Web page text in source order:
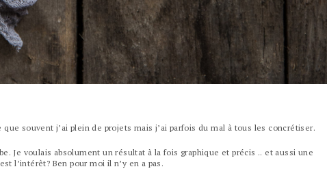
souvent j’ai plein de projets mais j’ai parfois du mal à tous les concrétiser.
Je voulais absolument un résultat à la fois graphique et précis .. et aussi une
l’intérêt? Ben pour moi il n’y en a pas.